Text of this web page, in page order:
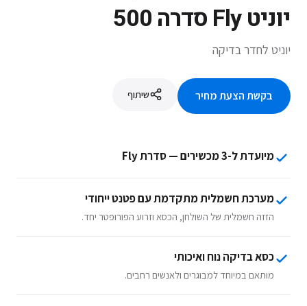
יוניט Fly סדרה 500
יוניט לחדר בדיקה
בקשת הצעת מחיר שיתוף
מיועדת ל-3 מכשירים — סדרת Fly
מערכת חשמלית מתקדמת עם פטנט ייחודי
הזזה חשמלית של השולחן, הכסא וזרוע הפורופטר יחד.
כסא בדיקה נוח ואיכותי
מותאם במיוחד למבוגרים ולאנשים רחבים.